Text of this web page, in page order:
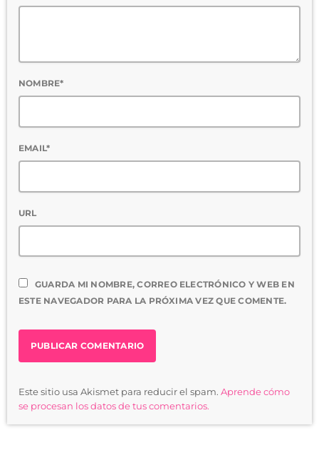
NOMBRE*
EMAIL*
URL
GUARDA MI NOMBRE, CORREO ELECTRÓNICO Y WEB EN
ESTE NAVEGADOR PARA LA PRÓXIMA VEZ QUE COMENTE.
Este sitio usa Akismet para reducir el spam. Aprende cómo
se procesan los datos de tus comentarios.